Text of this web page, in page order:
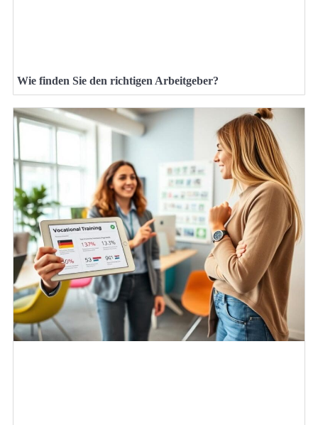
Wie finden Sie den richtigen Arbeitgeber?